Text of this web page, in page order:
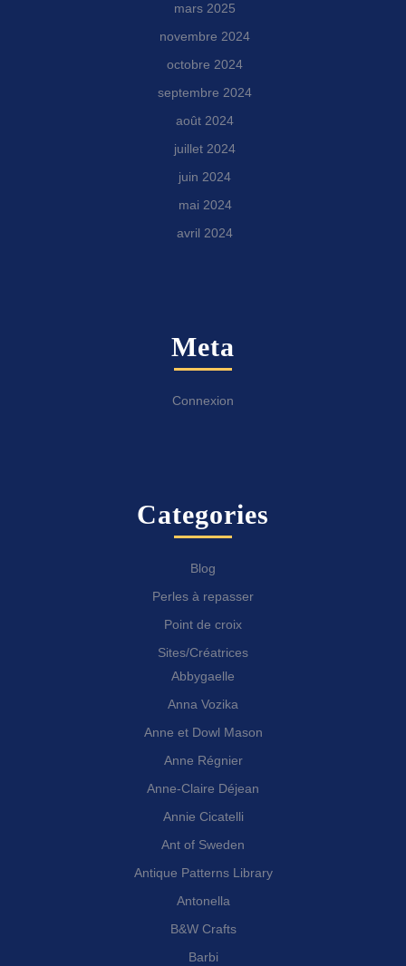
mars 2025
novembre 2024
octobre 2024
septembre 2024
août 2024
juillet 2024
juin 2024
mai 2024
avril 2024
Meta
Connexion
Categories
Blog
Perles à repasser
Point de croix
Sites/Créatrices
Abbygaelle
Anna Vozika
Anne et Dowl Mason
Anne Régnier
Anne-Claire Déjean
Annie Cicatelli
Ant of Sweden
Antique Patterns Library
Antonella
B&W Crafts
Barbi